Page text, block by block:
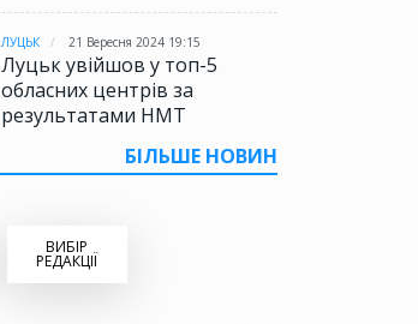
ЛУЦЬК 21 Вересня 2024 19:15
Луцьк увійшов у топ-5
обласних центрів за
результатами НМТ
БІЛЬШЕ НОВИН
ВИБІР
РЕДАКЦІЇ